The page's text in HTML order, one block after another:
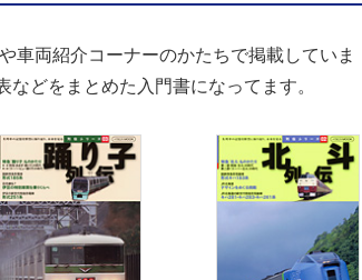
車両紹介コーナーのかたちで掲載していま
どをまとめた入門書になってます。